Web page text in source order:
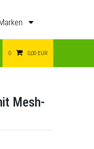
0 0,00 EUR
Mesh-